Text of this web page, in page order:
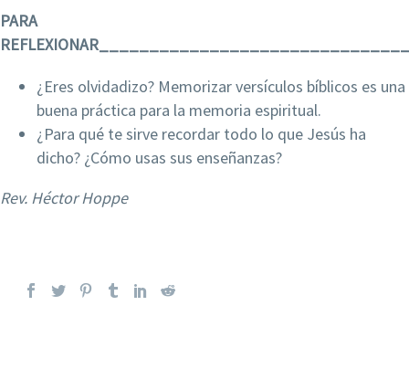
PARA
¿Eres olvidadizo? Memorizar versículos bíblicos es una
buena práctica para la memoria espiritual.
¿Para qué te sirve recordar todo lo que Jesús ha
dicho? ¿Cómo usas sus enseñanzas?
Rev. Héctor Hoppe